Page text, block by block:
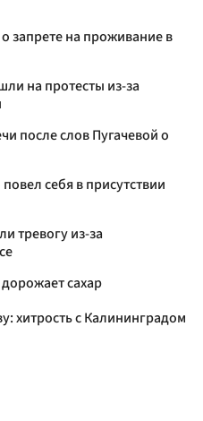
запрете на проживание в
на протесты из-за
после слов Пугачевой о
cебя в присутствии
тревогу из-за
сахар
хитрость с Калининградом